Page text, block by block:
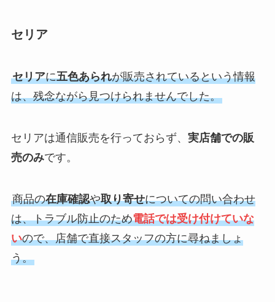
セリア
セリアに五色あられが販売されているという情報
は、残念ながら見つけられませんでした。
セリアは通信販売を行っておらず、 実店舗での販
売のみです。
商品の在庫確認や取り寄せについての問い合わせ
は、トラブル防止のため電話では受け付けていな
いので、店舗で直接スタッフの方に尋ねましょ
う。